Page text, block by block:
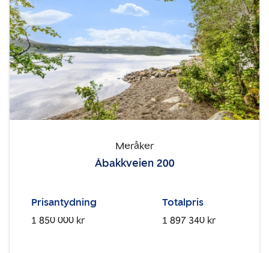
Meråker
Åbakkveien 200
Prisantydning
1 850 000 kr
Totalpris
1 897 340 kr